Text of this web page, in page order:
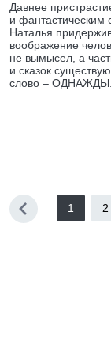
Давнее
и фантастическим
Наталья
воображение
не вымысел, а
и сказок
слово – ОДНАЖДЫ.
1 2